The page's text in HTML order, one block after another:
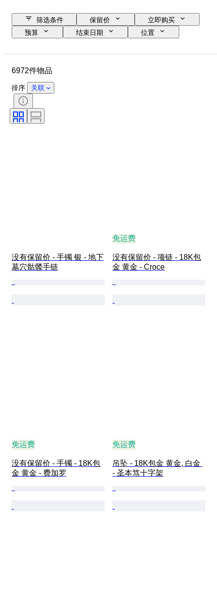
筛选条件 保留价
立即购买
预算
结束日期
位置
宝石重量
款式
颜色等级
物品尺寸
珍珠光泽
6972件物品
排序 关联
没有保留价 - 手镯 银 - 地下
墓穴骷髅手链
免运费
没有保留价 - 项链 - 18K包
金 黄金 - Croce
免运费
没有保留价 - 手镯 - 18K包
金 黄金 - 费加罗
免运费
吊坠 - 18K包金 黄金, 白金
- 圣本笃十字架